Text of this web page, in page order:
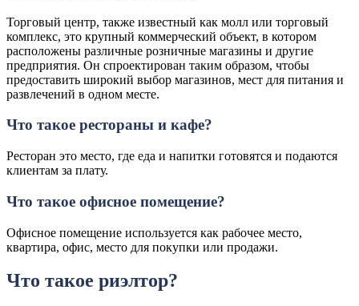
Торговый центр, также известный как молл или торговый
комплекс, это крупный коммерческий объект, в котором
расположены различные розничные магазины и другие
предприятия. Он спроектирован таким образом, чтобы
предоставить широкий выбор магазинов, мест для питания и
развлечений в одном месте.
Что такое рестораны и кафе?
Ресторан это место, где еда и напитки готовятся и подаются
клиентам за плату.
Что такое офисное помещение?
Офисное помещение используется как рабочее место,
квартира, офис, место для покупки или продажи.
Что такое риэлтор?